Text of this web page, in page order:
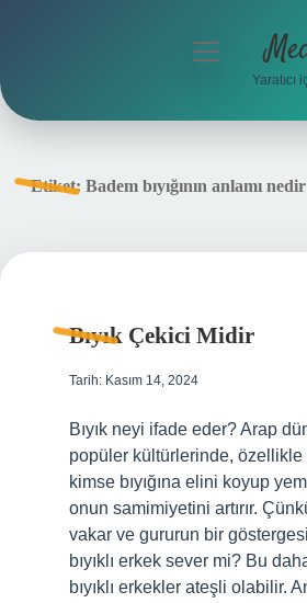
menüyü
Etiket: Badem bıyığının anlamı nedir
Bıyık Çekici Midir
Tarih: Kasım 14, 2024
Bıyık neyi ifade eder? Arap
popüler kültürlerinde, özellikle
kimse bıyığına elini koyup
onun samimiyetini artırır.
vakar ve gururun bir
bıyıklı erkek sever mi? Bu
bıyıklı erkekler ateşli olabilir.